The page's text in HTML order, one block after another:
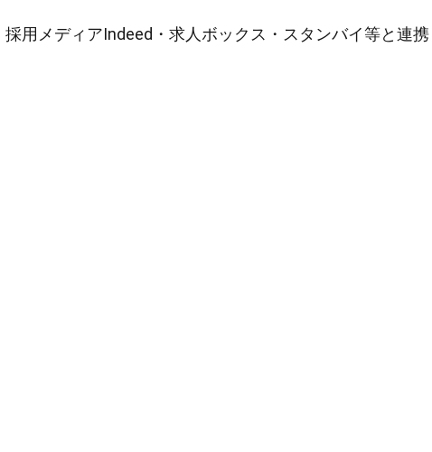
採用メディアIndeed・求人ボックス・スタンバイ等と連